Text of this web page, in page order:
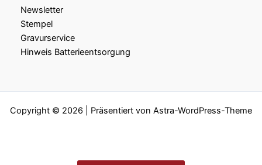
Newsletter
Stempel
Gravurservice
Hinweis Batterieentsorgung
Copyright © 2026 | Präsentiert von Astra-WordPress-Theme